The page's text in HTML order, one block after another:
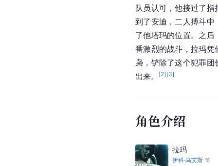
队员认可，他接过了
到了安迪，二人搏斗中
了他塔玛的位置。之
番激烈的战斗，拉玛凭
枭，铲除了这个犯罪
出来。
[2] [3]
角色介绍
拉玛
伊科·乌艾斯 饰